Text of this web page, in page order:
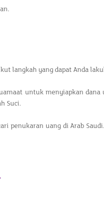
langkah yang dapat Anda
untuk menyiapkan
Suci.
penukaran uang di Arab